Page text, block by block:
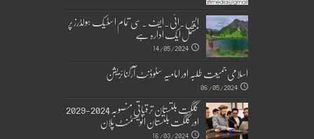
ایس۔ائی۔ایف ۔سی تمام اسٹیک ہولڈرز پر
مشتمل ایک ادارہ ہے
14/05/2024
اسلامی جمیعت طلبہ اور امامیہ سٹوڈنٹ آرگنائزیشن
06/05/2024
گلگت بلتستان ترقیاتی منصوبہ 2024-2029 اورگلگت بلتستان انویسٹمنٹ پلان
16/03/2024